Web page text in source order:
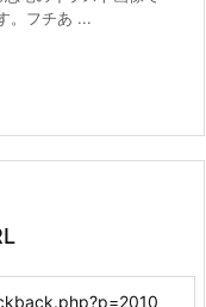
。フチあ ...